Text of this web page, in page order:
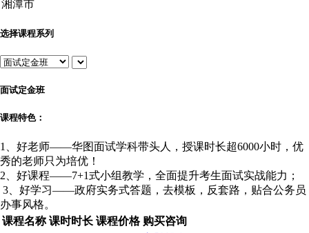
选择课程系列
面试定金班
课程特色：
1、好老师——华图面试学科带头人，授课时长超6000小时，优
秀的老师只为培优！
2、好课程——7+1式小组教学，全面提升考生面试实战能力；
3、好学习——政府实务式答题，去模板，反套路，贴合公务员
办事风格。
课程名称 课时时长 课程价格 购买咨询